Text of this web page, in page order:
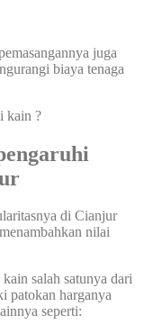
juga
biaya tenaga
kain ?
di Cianjur
nilai
salah satunya dari
patokan harganya
seperti: